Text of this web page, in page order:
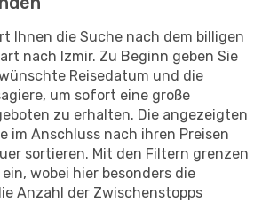
Ihnen die Suche nach dem billigen
nach Izmir. Zu Beginn geben Sie
Reisedatum und die
um sofort eine große
zu erhalten. Die angezeigten
im Anschluss nach ihren Preisen
sortieren. Mit den Filtern grenzen
wobei hier besonders die
Anzahl der Zwischenstopps